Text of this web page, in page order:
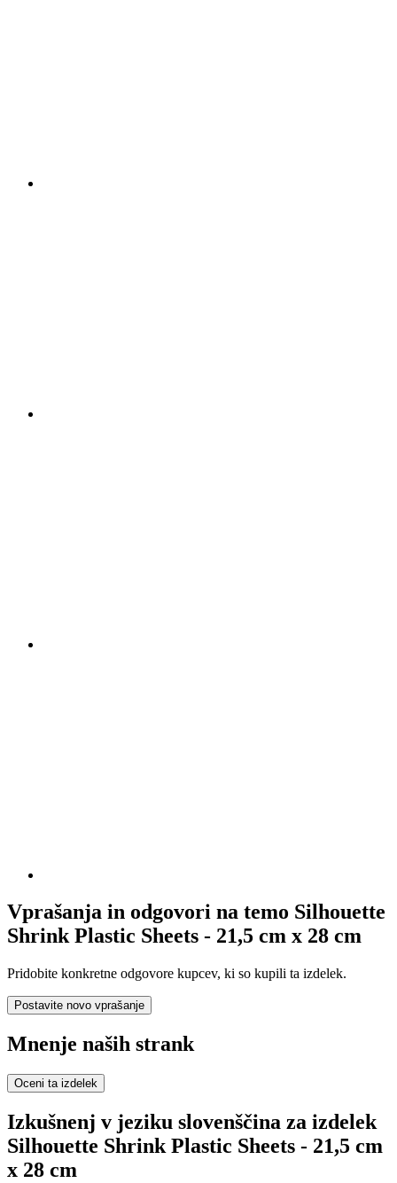
Vprašanja in odgovori na temo Silhouette
Shrink Plastic Sheets - 21,5 cm x 28 cm
Pridobite konkretne odgovore kupcev, ki so kupili ta izdelek.
Postavite novo vprašanje
Mnenje naših strank
Oceni ta izdelek
Izkušnenj v jeziku slovenščina za izdelek
Silhouette Shrink Plastic Sheets - 21,5 cm
x 28 cm